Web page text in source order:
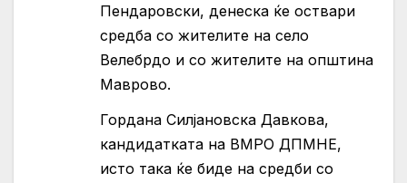
Пендаровски, денеска ќе оствари
средба со жителите на село
Велебрдо и со жителите на општина
Маврово.
Гордана Силјановска Давкова,
кандидатката на ВМРО ДПМНЕ,
исто така ќе биде на средби со